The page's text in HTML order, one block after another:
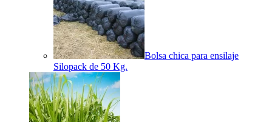
Bolsa chica para ensilaje
Silopack de 50 Kg.